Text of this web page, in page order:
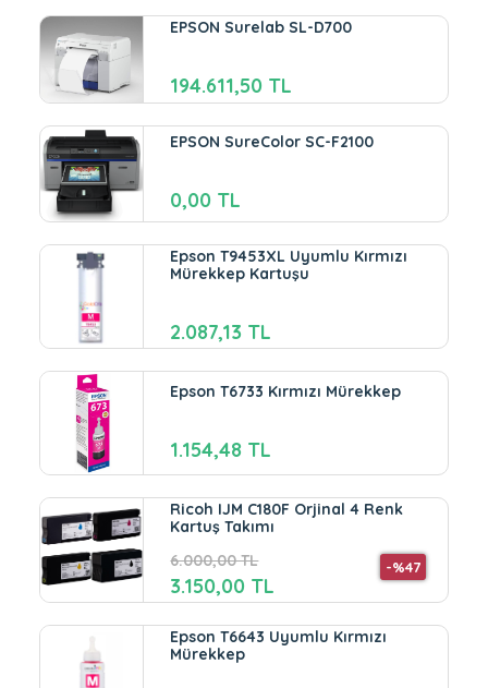
EPSON Surelab SL-D700
194.611,50 TL
EPSON SureColor SC-F2100
0,00 TL
Epson T9453XL Uyumlu Kırmızı
Mürekkep Kartuşu
2.087,13 TL
Epson T6733 Kırmızı Mürekkep
1.154,48 TL
Ricoh IJM C180F Orjinal 4 Renk
Kartuş Takımı
6.000,00 TL
-%47
3.150,00 TL
Epson T6643 Uyumlu Kırmızı
Mürekkep